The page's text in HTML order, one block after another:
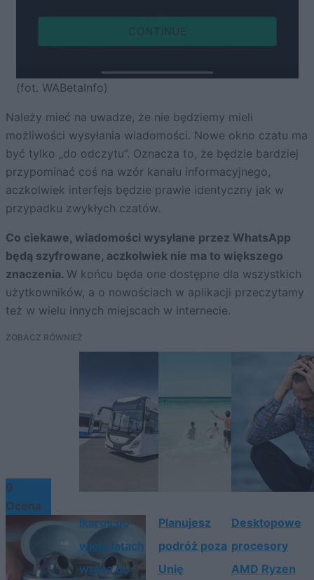
(fot. WABetaInfo)
Należy mieć na uwadze, że nie będziemy mieli
możliwości wysyłania wiadomości. Nowe okno czatu ma
być tylko „do odczytu”. Oznacza to, że będzie bardziej
przypominać coś na wzór kanału informacyjnego,
aczkolwiek interfejs będzie prawie identyczny jak w
przypadku zwykłych czatów.
Co ciekawe, wiadomości wysyłane przez WhatsApp
będą szyfrowane, aczkolwiek nie ma to większego
znaczenia. W końcu będa one dostępne dla wszystkich
użytkowników, a o nowościach w aplikacji przeczytamy
też w wielu innych miejscach w internecie.
ZOBACZ RÓWNIEŻ
9
Ocena
Ikarus po
wielu latach
wraca do
Planujesz
podróż poza
Unię
Desktopowe
procesory
AMD Ryzen